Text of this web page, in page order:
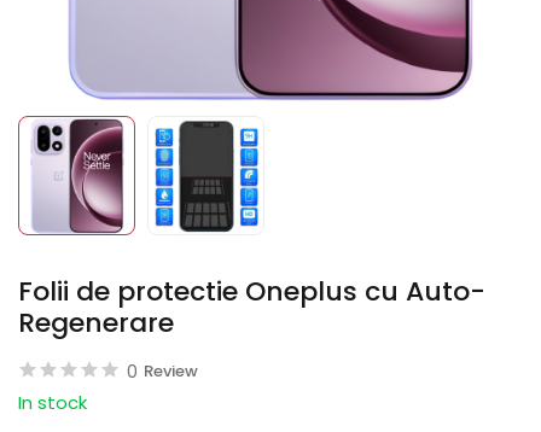
Folii de protectie Oneplus cu Auto-
Regenerare
0 Review
In stock